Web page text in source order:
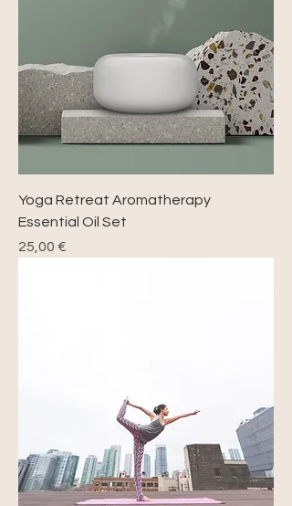
Yoga Retreat Aromatherapy
Essential Oil Set
Precio
25,00 €